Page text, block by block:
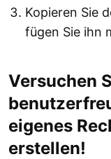
Kopieren Sie
fügen Sie ihn
Versuchen
eigenes
erstellen!